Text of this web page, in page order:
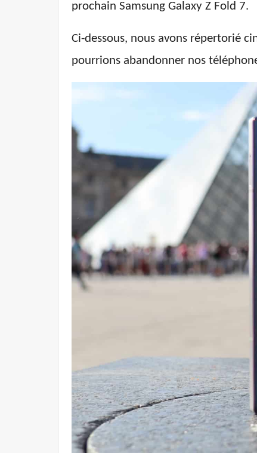
prochain Samsung Galaxy Z Fold 7.
Ci-dessous, nous avons répertorié
pourrions abandonner nos